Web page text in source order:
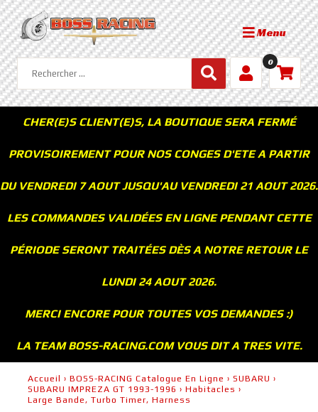
Menu
0
CHER(E)S CLIENT(E)S, LA BOUTIQUE SERA FERMÉ
PROVISOIREMENT POUR NOS CONGES D'ETE A PARTIR
DU VENDREDI 7 AOUT JUSQU'AU VENDREDI 21 AOUT 2026.
LES COMMANDES VALIDÉES EN LIGNE PENDANT CETTE
PÉRIODE SERONT TRAITÉES DÈS A NOTRE RETOUR LE
LUNDI 24 AOUT 2026.
MERCI ENCORE POUR TOUTES VOS DEMANDES :)
LA TEAM BOSS-RACING.COM VOUS DIT A TRES VITE.
Accueil › BOSS-RACING Catalogue En Ligne › SUBARU ›
SUBARU IMPREZA GT 1993-1996 › Habitacles ›
Large Bande, Turbo Timer, Harness